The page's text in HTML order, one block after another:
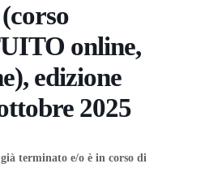
online,
edizione
2025
già terminato e/o è in corso di